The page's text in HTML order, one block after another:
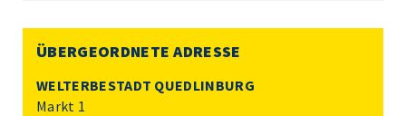
ÜBERGEORDNETE ADRESSE
WELTERBESTADT QUEDLINBURG
Markt 1